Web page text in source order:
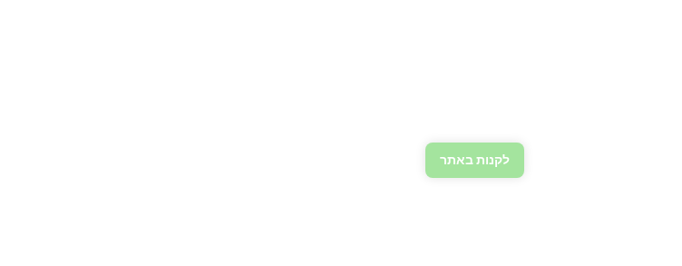
לקנות באתר